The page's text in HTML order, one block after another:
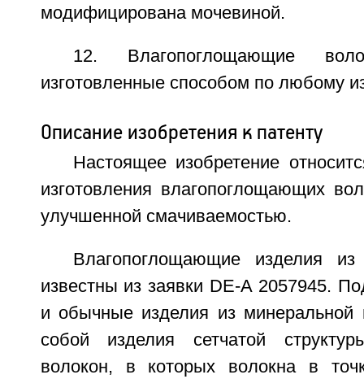
модифицирована мочевиной.
12. Влагопоглощающие
изготовленные способом по любому
Описание изобретения к патенту
Настоящее изобретение
изготовления влагопоглощающих
улучшенной смачиваемостью.
Влагопоглощающие изделия
известны из заявки DE-A 2057945.
и обычные изделия из минеральной
собой изделия сетчатой
волокон, в которых волокна в